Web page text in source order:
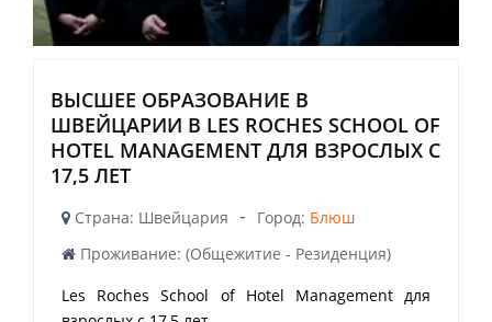
ВЫСШЕЕ ОБРАЗОВАНИЕ В
ШВЕЙЦАРИИ В LES ROCHES SCHOOL OF
HOTEL MANAGEMENT ДЛЯ ВЗРОСЛЫХ С
17,5 ЛЕТ
Страна: Швейцария - Город: Блюш
Проживание: (Общежитие - Резиденция)
Les Roches School of Hotel Management для